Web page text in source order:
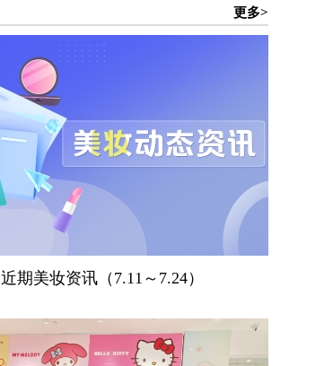
更多>
近期美妆资讯（7.11～7.24）